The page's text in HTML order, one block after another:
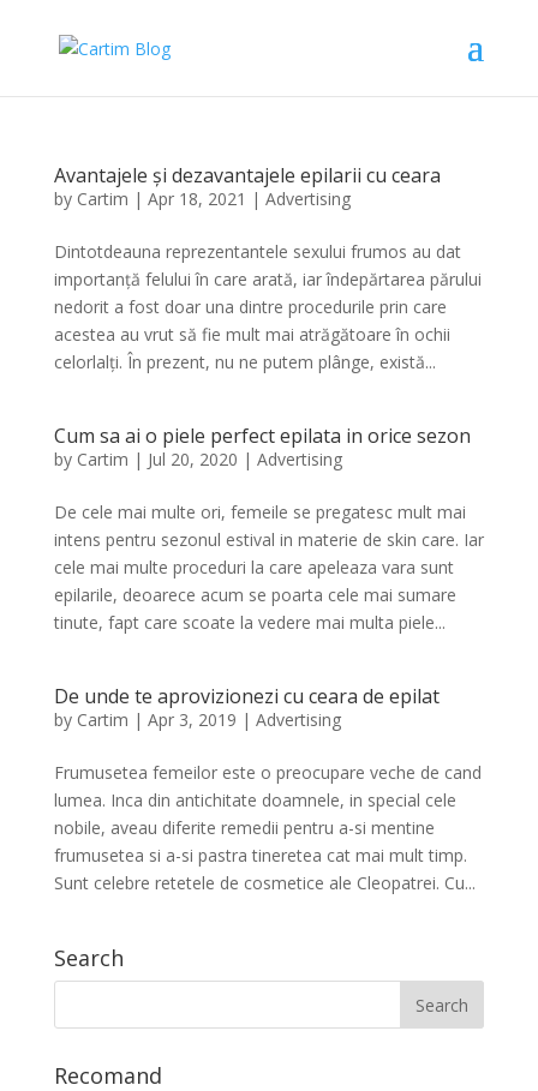
Avantajele și dezavantajele epilarii cu ceara
by Cartim | Apr 18, 2021 | Advertising
Dintotdeauna reprezentantele sexului frumos au dat
importanță felului în care arată, iar îndepărtarea părului
nedorit a fost doar una dintre procedurile prin care
acestea au vrut să fie mult mai atrăgătoare în ochii
celorlalți. În prezent, nu ne putem plânge, există...
Cum sa ai o piele perfect epilata in orice sezon
by Cartim | Jul 20, 2020 | Advertising
De cele mai multe ori, femeile se pregatesc mult mai
intens pentru sezonul estival in materie de skin care. Iar
cele mai multe proceduri la care apeleaza vara sunt
epilarile, deoarece acum se poarta cele mai sumare
tinute, fapt care scoate la vedere mai multa piele...
De unde te aprovizionezi cu ceara de epilat
by Cartim | Apr 3, 2019 | Advertising
Frumusetea femeilor este o preocupare veche de cand
lumea. Inca din antichitate doamnele, in special cele
nobile, aveau diferite remedii pentru a-si mentine
frumusetea si a-si pastra tineretea cat mai mult timp.
Sunt celebre retetele de cosmetice ale Cleopatrei. Cu...
Search
Recomand